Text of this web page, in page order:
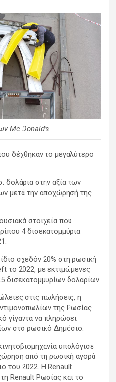
Mc Donald’s
δέχθηκαν το μεγαλύτερο
δολάρια στην αξία των
μετά την αποχώρησή της
στοιχεία που
4 δισεκατομμύρια
σχεδόν 20% στη ρωσική
το 2022, με εκτιμώμενες
δισεκατομμυρίων δολαρίων.
στις πωλήσεις, η
της Ρωσίας
γίγαντα να πληρώσει
στο ρωσικό Δημόσιο.
υπολόγισε
από τη ρωσική αγορά
του 2022. Η Renault
Renault Ρωσίας και το